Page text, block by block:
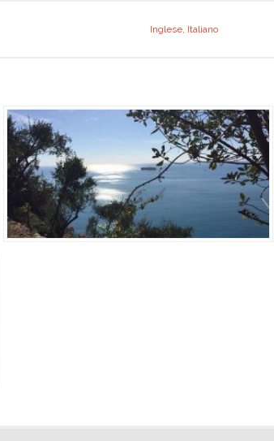
Inglese, Italiano